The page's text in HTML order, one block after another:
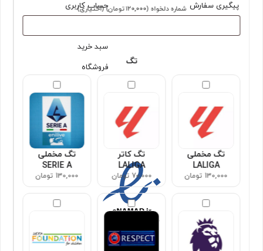
شماره دلخواه (۱۲۰٬۰۰۰ تومان) (اختیاری)
تگ
تگ مخملی
LALIGA
130,000 تومان
تگ کاتر
LALIGA
70,000 تومان
تگ مخملی
SERIE A
130,000 تومان
پیگیری سفارش
حساب کاربری
سبد خرید
فروشگاه
مجوزها